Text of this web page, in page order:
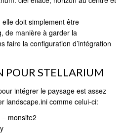
elle doit simplement être
de manière à garder la
faire la configuration d’intégration
POUR STELLARIUM
intégrer le paysage est assez
landscape.ini comme celui-ci:
monsite2